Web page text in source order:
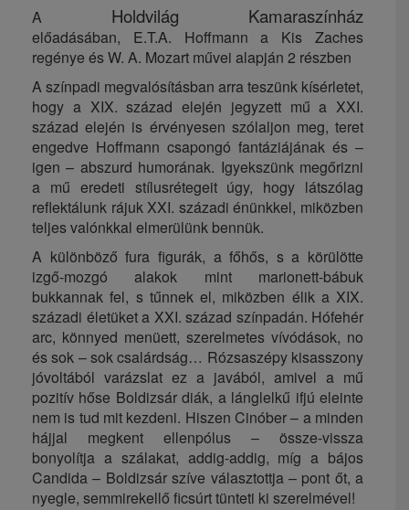
A Holdvilág Kamaraszínház
előadásában, E.T.A. Hoffmann a Kis Zaches
regénye és W. A. Mozart művei alapján 2 részben
A színpadi megvalósításban arra teszünk kísérletet,
hogy a XIX. század elején jegyzett mű a XXI.
század elején is érvényesen szólaljon meg, teret
engedve Hoffmann csapongó fantáziájának és –
igen – abszurd humorának. Igyekszünk megőrizni
a mű eredeti stílusrétegeit úgy, hogy látszólag
reflektálunk rájuk XXI. századi énünkkel, miközben
teljes valónkkal elmerülünk bennük.
A különböző fura figurák, a főhős, s a körülötte
izgő-mozgó alakok mint marionett-bábuk
bukkannak fel, s tűnnek el, miközben élik a XIX.
századi életüket a XXI. század színpadán. Hófehér
arc, könnyed menüett, szerelmetes vívódások, no
és sok – sok csalárdság… Rózsaszépy kisasszony
jóvoltából varázslat ez a javából, amivel a mű
pozitív hőse Boldizsár diák, a lánglelkű ifjú eleinte
nem is tud mit kezdeni. Hiszen Cinóber – a minden
hájjal megkent ellenpólus – össze-vissza
bonyolítja a szálakat, addig-addig, míg a bájos
Candida – Boldizsár szíve választottja – pont őt, a
nyegle, semmirekellő ficsúrt tünteti ki szerelmével!